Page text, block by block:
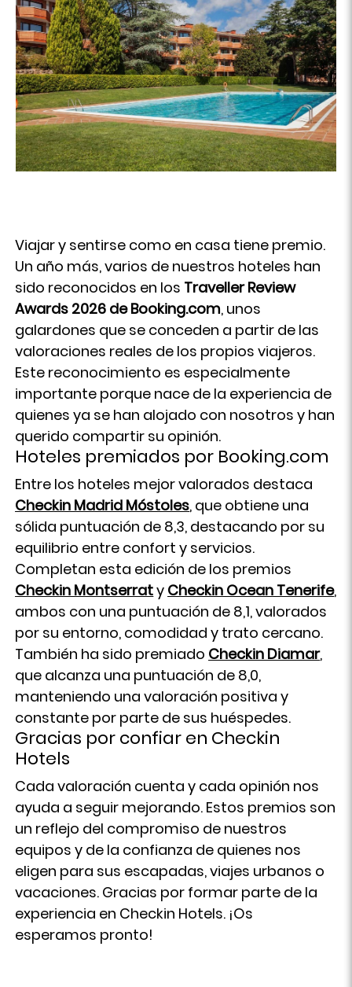
Viajar y sentirse como en casa tiene premio.
Un año más, varios de nuestros hoteles han
sido reconocidos en los Traveller Review
Awards 2026 de Booking.com, unos
galardones que se conceden a partir de las
valoraciones reales de los propios viajeros.
Este reconocimiento es especialmente
importante porque nace de la experiencia de
quienes ya se han alojado con nosotros y han
querido compartir su opinión.
Hoteles premiados por Booking.com
Entre los hoteles mejor valorados destaca
Checkin Madrid Móstoles, que obtiene una
sólida puntuación de 8,3, destacando por su
equilibrio entre confort y servicios.
Completan esta edición de los premios
Checkin Montserraty Checkin Ocean Tenerife,
ambos con una puntuación de 8,1, valorados
por su entorno, comodidad y trato cercano.
También ha sido premiado Checkin Diamar,
que alcanza una puntuación de 8,0,
manteniendo una valoración positiva y
constante por parte de sus huéspedes.
Gracias por confiar en Checkin
Hotels
Cada valoración cuenta y cada opinión nos
ayuda a seguir mejorando. Estos premios son
un reflejo del compromiso de nuestros
equipos y de la confianza de quienes nos
eligen para sus escapadas, viajes urbanos o
vacaciones. Gracias por formar parte de la
experiencia en Checkin Hotels. ¡Os
esperamos pronto!